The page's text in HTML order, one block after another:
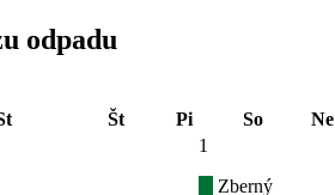
odpadu
Št Pi So Ne
1
Zberný